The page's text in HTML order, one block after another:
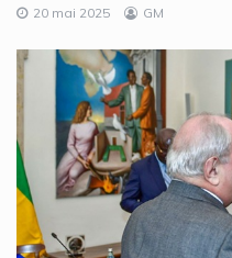
20 mai 2025 GM